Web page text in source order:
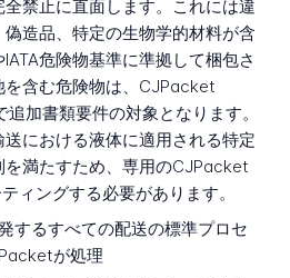
禁止に直面します。これには違
造品、特定の生物学的材料が含
危険物基準に準拠して梱包さ
含む危険物は、CJPacket
加書類要件の対象となります。
における液体に適用される特定
満たすため、専用のCJPacket
ィングする必要があります。
するすべての配送の標準プロセ
が処理